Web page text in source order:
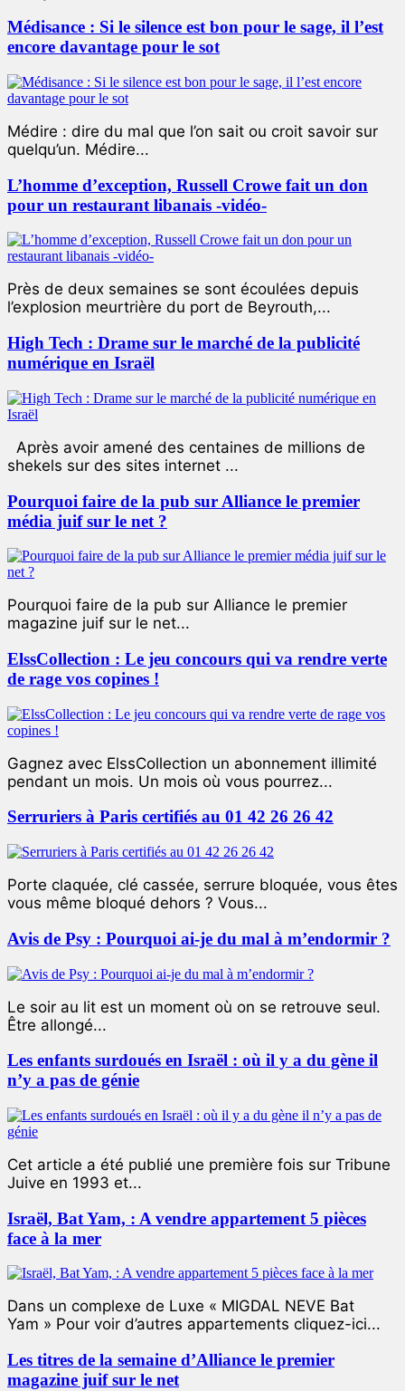
Médisance : Si le silence est bon pour le sage, il l’est
encore davantage pour le sot
Médire : dire du mal que l’on sait ou croit savoir sur
quelqu’un. Médire...
L’homme d’exception, Russell Crowe fait un don
pour un restaurant libanais -vidéo-
Près de deux semaines se sont écoulées depuis
l’explosion meurtrière du port de Beyrouth,...
High Tech : Drame sur le marché de la publicité
numérique en Israël
Après avoir amené des centaines de millions de
shekels sur des sites internet ...
Pourquoi faire de la pub sur Alliance le premier
média juif sur le net ?
Pourquoi faire de la pub sur Alliance le premier
magazine juif sur le net...
ElssCollection : Le jeu concours qui va rendre verte
de rage vos copines !
Gagnez avec ElssCollection un abonnement illimité
pendant un mois. Un mois où vous pourrez...
Serruriers à Paris certifiés au 01 42 26 26 42
Porte claquée, clé cassée, serrure bloquée, vous êtes
vous même bloqué dehors ? Vous...
Avis de Psy : Pourquoi ai-je du mal à m’endormir ?
Le soir au lit est un moment où on se retrouve seul.
Être allongé...
Les enfants surdoués en Israël : où il y a du gène il
n’y a pas de génie
Cet article a été publié une première fois sur Tribune
Juive en 1993 et...
Israël, Bat Yam, : A vendre appartement 5 pièces
face à la mer
Dans un complexe de Luxe « MIGDAL NEVE Bat
Yam » Pour voir d’autres appartements cliquez-ici...
Les titres de la semaine d’Alliance le premier
magazine juif sur le net